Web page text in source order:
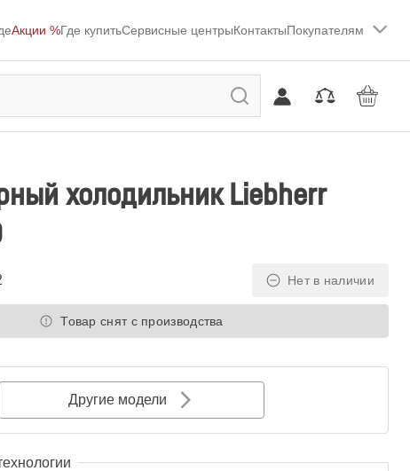
Акции %Где купитьСервисные центрыКонтактыПокупателям
холодильник Liebherr
Нет в наличии
Товар снят с производства
Другие модели